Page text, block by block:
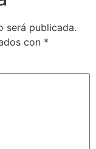
será publicada.
con *